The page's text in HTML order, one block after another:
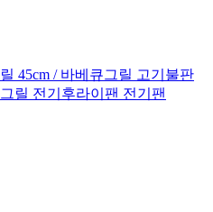
45cm / 바베큐그릴 고기불판
릴 전기후라이팬 전기팬